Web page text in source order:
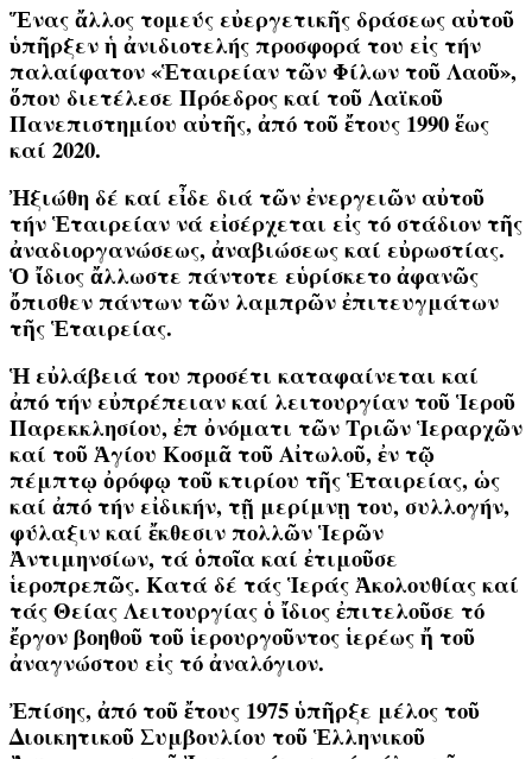
Ἕνας ἄλλος τομεύς εὐεργετικῆς δράσεως αὐτοῦ
ὑπῆρξεν ἡ ἀνιδιοτελής προσφορά του εἰς τήν
παλαίφατον «Ἑταιρείαν τῶν Φίλων τοῦ Λαοῦ»,
ὅπου διετέλεσε Πρόεδρος καί τοῦ Λαϊκοῦ
Πανεπιστημίου αὐτῆς, ἀπό τοῦ ἔτους 1990 ἕως
καί 2020.
Ἠξιώθη δέ καί εἶδε διά τῶν ἐνεργειῶν αὐτοῦ
τήν Ἑταιρείαν νά εἰσέρχεται εἰς τό στάδιον τῆς
ἀναδιοργανώσεως, ἀναβιώσεως καί εὐρωστίας.
Ὁ ἴδιος ἄλλωστε πάντοτε εὑρίσκετο ἀφανῶς
ὄπισθεν πάντων τῶν λαμπρῶν ἐπιτευγμάτων
τῆς Ἑταιρείας.
Ἡ εὐλάβειά του προσέτι καταφαίνεται καί
ἀπό τήν εὐπρέπειαν καί λειτουργίαν τοῦ Ἱεροῦ
Παρεκκλησίου, ἐπ ὀνόματι τῶν Τριῶν Ἱεραρχῶν
καί τοῦ Ἁγίου Κοσμᾶ τοῦ Αἰτωλοῦ, ἐν τῷ
πέμπτῳ ὀρόφῳ τοῦ κτιρίου τῆς Ἑταιρείας, ὡς
καί ἀπό τήν εἰδικήν, τῇ μερίμνῃ του, συλλογήν,
φύλαξιν καί ἔκθεσιν πολλῶν Ἱερῶν
Ἀντιμηνσίων, τά ὁποῖα καί ἐτιμοῦσε
ἱεροπρεπῶς. Κατά δέ τάς Ἱεράς Ἀκολουθίας καί
τάς Θείας Λειτουργίας ὁ ἴδιος ἐπιτελοῦσε τό
ἔργον βοηθοῦ τοῦ ἱερουργοῦντος ἱερέως ἤ τοῦ
ἀναγνώστου εἰς τό ἀναλόγιον.
Ἐπίσης, ἀπό τοῦ ἔτους 1975 ὑπῆρξε μέλος τοῦ
Διοικητικοῦ Συμβουλίου τοῦ Ἑλληνικοῦ